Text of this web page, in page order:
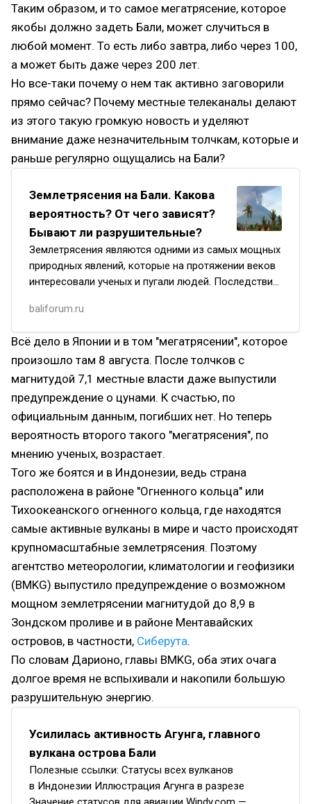
Таким образом, и то самое мегатрясение, которое
якобы должно задеть Бали, может случиться в
любой момент. То есть либо завтра, либо через 100,
а может быть даже через 200 лет.
Но все-таки почему о нем так активно заговорили
прямо сейчас? Почему местные телеканалы делают
из этого такую громкую новость и уделяют
внимание даже незначительным толчкам, которые и
раньше регулярно ощущались на Бали?
Землетрясения на Бали. Какова
вероятность? От чего зависят?
Бывают ли разрушительные?
Землетрясения являются одними из самых мощных
природных явлений, которые на протяжении веков
интересовали ученых и пугали людей. Последствия
разрушениям и ч…
baliforum.ru
Всё дело в Японии и в том "мегатрясении", которое
произошло там 8 августа. После толчков с
магнитудой 7,1 местные власти даже выпустили
предупреждение о цунами. К счастью, по
официальным данным, погибших нет. Но теперь
вероятность второго такого "мегатрясения", по
мнению ученых, возрастает.
Того же боятся и в Индонезии, ведь страна
расположена в районе "Огненного кольца" или
Тихоокеанского огненного кольца, где находятся
самые активные вулканы в мире и часто происходят
крупномасштабные землетрясения. Поэтому
агентство метеорологии, климатологии и геофизики
(BMKG) выпустило предупреждение о возможном
мощном землетрясении магнитудой до 8,9 в
Зондском проливе и в районе Ментавайских
островов, в частности, Сиберута.
По словам Дарионо, главы BMKG, оба этих очага
долгое время не вспыхивали и накопили большую
разрушительную энергию.
Усилилась активность Агунга, главного
вулкана острова Бали
Полезные ссылки: Статусы всех вулканов
в Индонезии Иллюстрация Агунга в разрезе